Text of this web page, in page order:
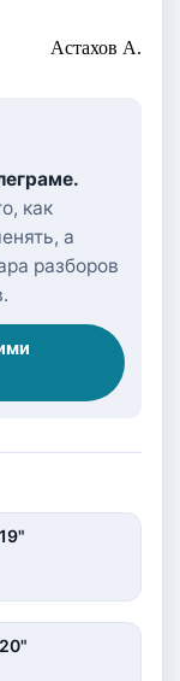
Астахов А.
как
а
разборов